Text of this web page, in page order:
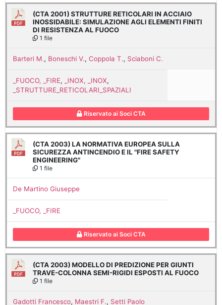
(CTA 2001) STRUTTURE RETICOLARI IN ACCIAIO
INOSSIDABILE: SIMULAZIONE AGLI ELEMENTI FINITI
DI RESISTENZA AL FUOCO
1 file
Barteri M., Boneschi V., Coppola T., Sciaboni C.
_FUOCO, _FIRE, _INOX, _INOX,
_STRUTTURE_RETICOLARI_SPAZIALI
Riservato ai Soci CTA
(CTA 2003) LA NORMATIVA EUROPEA SULLA
SICUREZZA ANTINCENDIO E IL "FIRE SAFETY
ENGINEERING"
1 file
De Martino Giuseppe
_FUOCO, _FIRE
Riservato ai Soci CTA
(CTA 2003) MODELLO DI PREDIZIONE PER GIUNTI
TRAVE-COLONNA SEMI-RIGIDI ESPOSTI AL FUOCO
1 file
Gadotti Francesco, Maestri F., Setti Paolo